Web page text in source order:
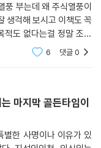
부는데 왜 주식열풍이
생걱해 보시고 이책도 꼭
6 댓글0
마지막 골든타임이
별한 사명이나 이유가 있